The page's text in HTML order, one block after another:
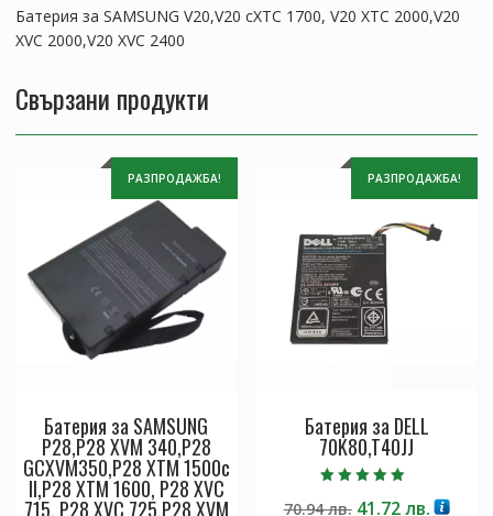
2000,V20
XVC
Батерия за SAMSUNG V20,V20 cXTC 1700, V20 XTC 2000,V20
XVC 2000,V20 XVC 2400
Свързани продукти
РАЗПРОДАЖБА!
Батерия за SAMSUNG
P28,P28 XVM 340,P28
GCXVM350,P28 XTM 1500c
II,P28 XTM 1600, P28 XVC
715, P28 XVC 725,P28 XVM
РАЗПРОДАЖБА!
Батерия за DELL
70K80,T40JJ
4.50
70.94лв. Original
41.72лв.